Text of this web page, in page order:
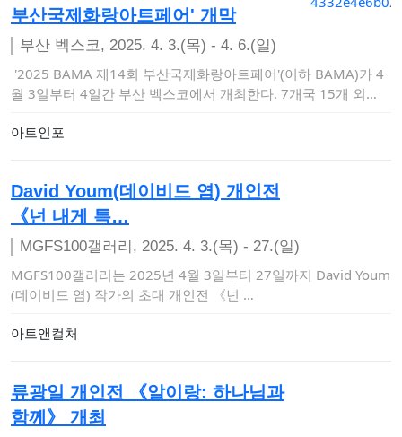
부산국제화랑아트페어' 개막
부산 벡스코, 2025. 4. 3.(목) - 4. 6.(일)
'2025 BAMA 제14회 부산국제화랑아트페어'(이하 BAMA)가 4
월 3일부터 4일간 부산 벡스코에서 개최한다. 7개국 15개 외…
아트인포
David Youm(데이비드 염) 개인전
《넌 내게 특…
MGFS100갤러리, 2025. 4. 3.(목) - 27.(일)
MGFS100갤러리는 2025년 4월 3일부터 27일까지 David Youm
(데이비드 염) 작가의 초대 개인전 《넌 …
아트앤컬처
류광일 개인전 《알이랑: 하나님과
함께》 개최